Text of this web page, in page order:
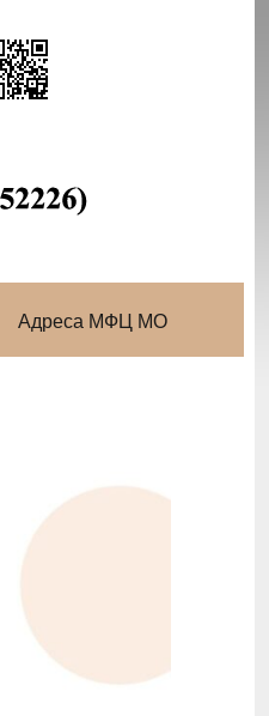
Адреса МФЦ МО